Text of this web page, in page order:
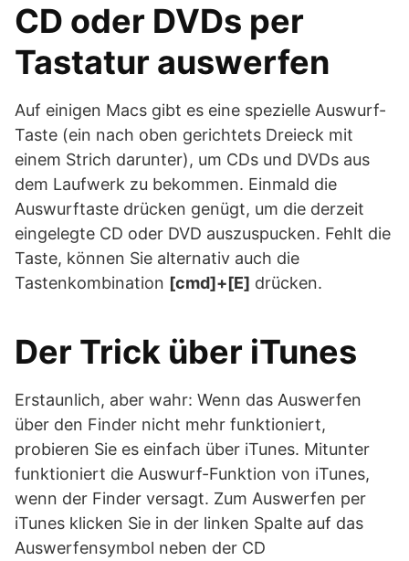
CD oder DVDs per
Tastatur auswerfen
Auf einigen Macs gibt es eine spezielle Auswurf-
Taste (ein nach oben gerichtets Dreieck mit
einem Strich darunter), um CDs und DVDs aus
dem Laufwerk zu bekommen. Einmald die
Auswurftaste drücken genügt, um die derzeit
eingelegte CD oder DVD auszuspucken. Fehlt die
Taste, können Sie alternativ auch die
Tastenkombination [cmd]+[E] drücken.
Der Trick über iTunes
Erstaunlich, aber wahr: Wenn das Auswerfen
über den Finder nicht mehr funktioniert,
probieren Sie es einfach über iTunes. Mitunter
funktioniert die Auswurf-Funktion von iTunes,
wenn der Finder versagt. Zum Auswerfen per
iTunes klicken Sie in der linken Spalte auf das
Auswerfensymbol neben der CD